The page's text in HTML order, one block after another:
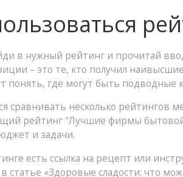
в нужный рейтинг и прочитай
– это те, кто получил
понять, где могут быть подводные
сравнивать несколько рейтингов
рейтинг "Лучшие фирмы
и задачи.
есть ссылка на рецепт или
статье «Здоровые сладости: что